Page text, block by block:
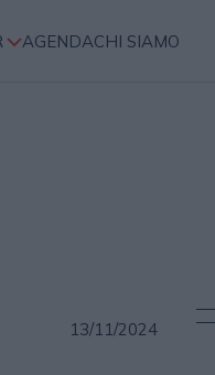
AGENDACHI SIAMO
13/11/2024